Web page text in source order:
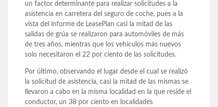
un factor determinante para realizar solicitudes a la
asistencia en carretera del seguro de coche, pues a la
vista del informe de LeasePlan casi la mitad de las
salidas de grúa se realizaron para automóviles de más
de tres años, mientras que los vehículos más nuevos
solo necesitaron el 22 por ciento de las solicitudes.
Por último, observando el lugar desde el cual se realizó
la solicitud de asistencia, casi la mitad de las mismas se
llevaron a cabo en la misma localidad en la que reside el
conductor, un 38 por ciento en localidades